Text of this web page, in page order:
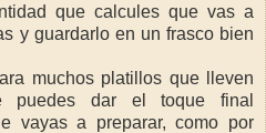
que calcules que vas a
y guardarlo en un frasco bien
muchos platillos que lleven
dar el toque final
vayas a preparar, como por